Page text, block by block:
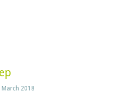
March 2018